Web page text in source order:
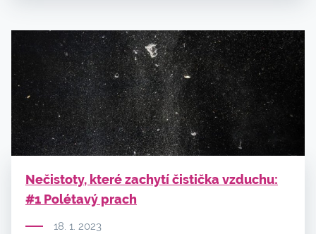
Nečistoty, které zachytí čistička vzduchu:
#1 Polétavý prach
18. 1. 2023